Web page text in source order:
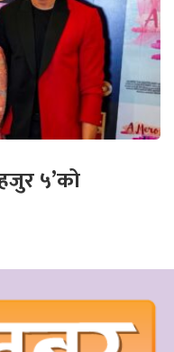
५’को